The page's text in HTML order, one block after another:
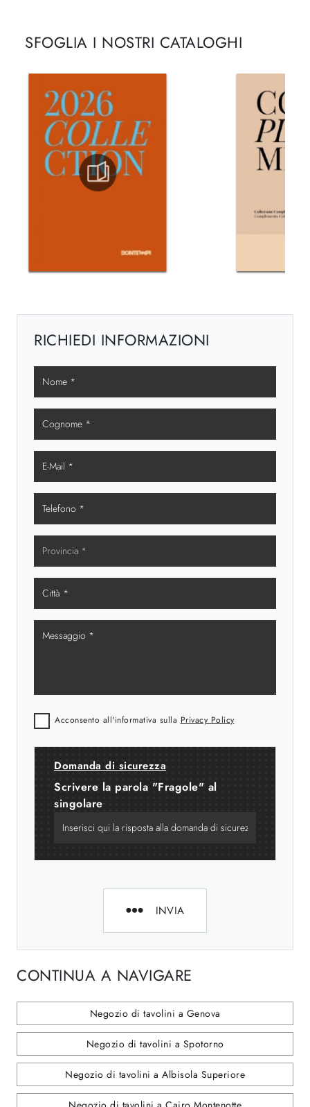
SFOGLIA I NOSTRI CATALOGHI
RICHIEDI INFORMAZIONI
Acconsento all'informativa sulla Privacy Policy
Domanda di sicurezza
Scrivere la parola "Fragole" al
singolare
INVIA
CONTINUA A NAVIGARE
Negozio di tavolini a Genova
Negozio di tavolini a Spotorno
Negozio di tavolini a Albisola Superiore